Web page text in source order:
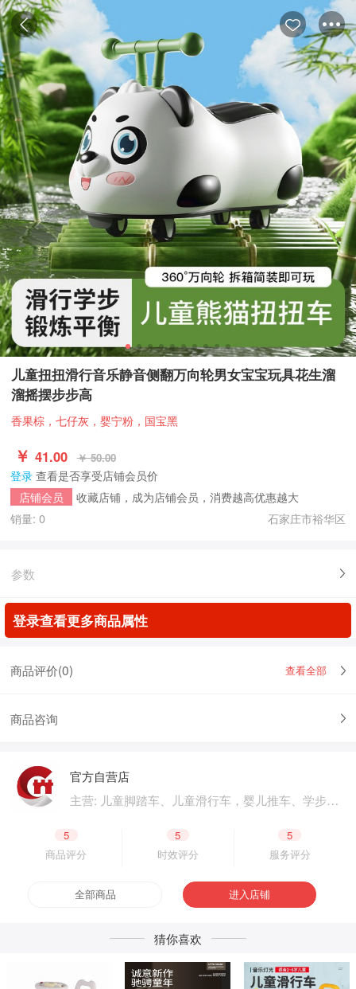
儿童扭扭滑行音乐静音侧翻万向轮男女宝宝玩具花生溜
溜摇摆步步高
香果棕，七仔灰，婴宁粉，国宝黑
￥ 41.00 ￥ 50.00
登录 查看是否享受店铺会员价
店铺会员
收藏店铺，成为店铺会员，消费越高优惠越大
销量: 0
石家庄市裕华区
参数
登录查看更多商品属性
商品评价(0) 查看全部
商品咨询
官方自营店
主营: 儿童脚踏车、儿童滑行车，婴儿推车、学步
品、户外用品，母婴用品、婴童用品，电子玩具、
益智玩具，公园设施、广场游乐，成人脚踏车、成
件、电动车零配件，生产原材料、包装原材料，产
品外包装、产品内包装，生产设备、五金工具，采
5
商品评分
5
时效评分
5
服务评分
全部商品 进入店铺
猜你喜欢